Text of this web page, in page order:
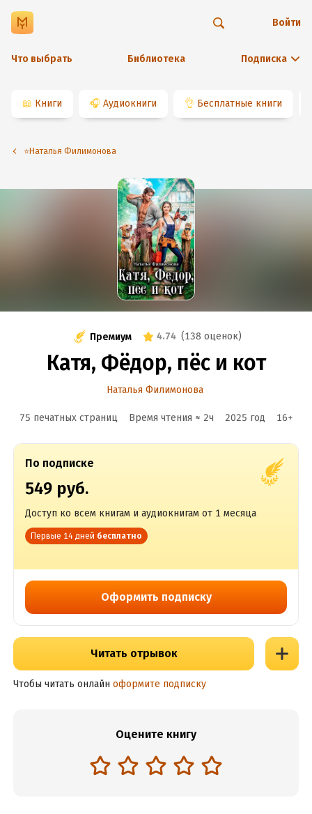
Что выбрать Библиотека Подписка
Войти
📖 Книги 🎧 Аудиокниги 👌 Бесплатные книги
⭐️Наталья Филимонова
Премиум 4.74 (138 оценок)
Катя, Фёдор, пёс и кот
Наталья Филимонова
75 печатных страниц Время чтения ≈ 2ч 2025 год 16+
По подписке
549 руб.
Доступ ко всем книгам и аудиокнигам от 1 месяца
Первые 14 дней бесплатно
Оформить подписку
Читать отрывок
Чтобы читать онлайн оформите подписку
Оцените книгу